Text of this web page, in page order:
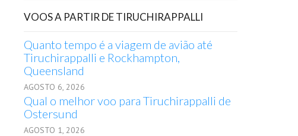
VOOS A PARTIR DE TIRUCHIRAPPALLI
Quanto tempo é a viagem de avião até
Tiruchirappalli e Rockhampton,
Queensland
AGOSTO 6, 2026
Qual o melhor voo para Tiruchirappalli de
Ostersund
AGOSTO 1, 2026